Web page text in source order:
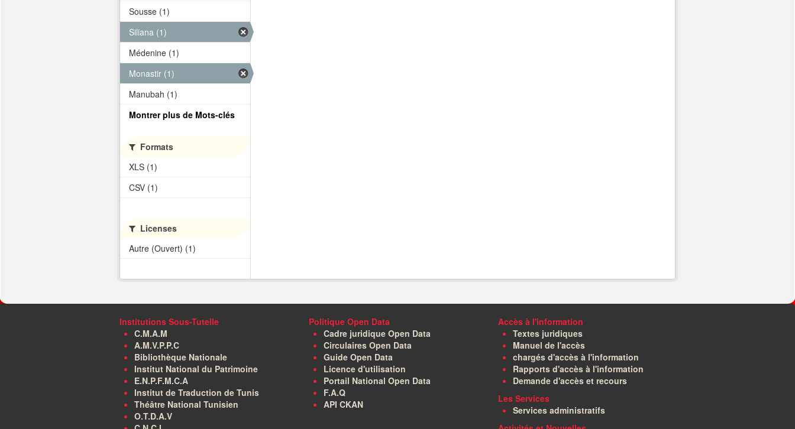
Sousse (1)
Siliana (1)
Médenine (1)
Monastir (1)
Manubah (1)
Montrer plus de Mots-clés
Formats
XLS (1)
CSV (1)
Licenses
Autre (Ouvert) (1)
Institutions Sous-Tutelle
C.M.A.M
A.M.V.P.P.C
Bibliothèque Nationale
Institut National du Patrimoine
E.N.P.F.M.C.A
Institut de Traduction de Tunis
Théâtre National Tunisien
O.T.D.A.V
Politique Open Data
Cadre juridique Open Data
Circulaires Open Data
Guide Open Data
Licence d'utilisation
Portail National Open Data
F.A.Q
API CKAN
Accès à l'information
Textes juridiques
Manuel de l'accès
chargés d'accès à l'information
Rapports d'accès à l'information
Demande d'accès et recours
Les Services
Services administratifs